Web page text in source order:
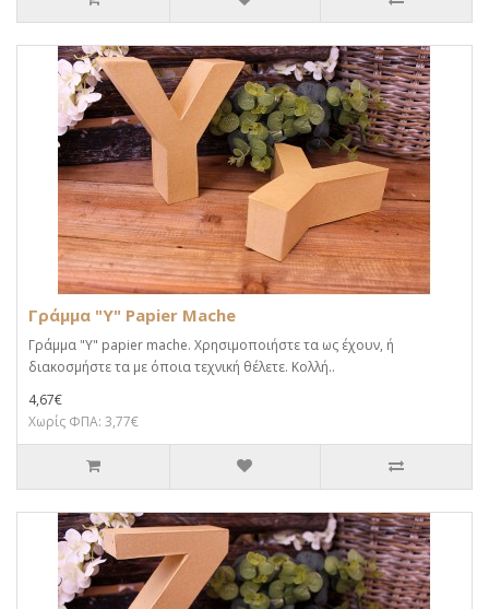
Γράμμα "Y" Papier Mache
Γράμμα "Y" papier mache. Xρησιμοποιήστε τα ως έχουν, ή
διακοσμήστε τα με όποια τεχνική θέλετε. Κολλή..
4,67€
Χωρίς ΦΠΑ: 3,77€